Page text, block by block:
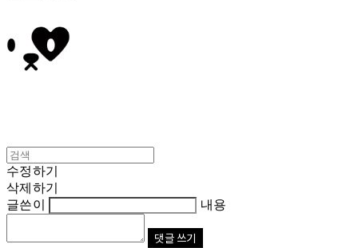
수정하기
삭제하기
글쓴이
내용
댓글 쓰기